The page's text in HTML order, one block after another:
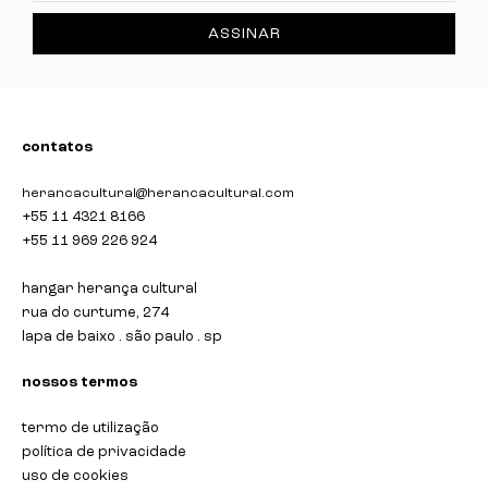
ASSINAR
contatos
herancacultural@herancacultural.com
+55 11 4321 8166
+55 11 969 226 924
hangar herança cultural
rua do curtume, 274
lapa de baixo . são paulo . sp
nossos termos
termo de utilização
política de privacidade
uso de cookies